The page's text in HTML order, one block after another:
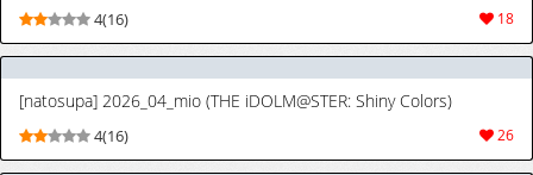
18
4(16)
[natosupa] 2026_04_mio (THE iDOLM@STER: Shiny Colors)
26
4(16)